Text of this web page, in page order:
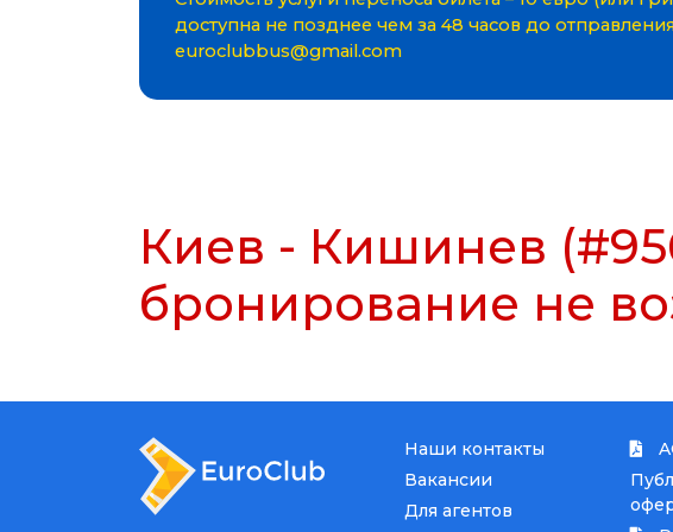
доступна не позднее чем за 48 часов до
euroclubbus@gmail.com
Киев - Кишинев
бронирование не
Наши контакты
Вакансии
Для агентов